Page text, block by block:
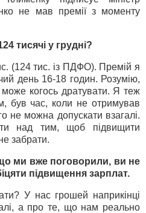
не мав премії з моменту
тисячі у грудні?
(124 тис. із ПДФО). Премій я
день 16-18 годин. Розумію,
когось дратувати. Я теж
був час, коли не отримував
не можна допускати взагалі.
над тим, щоб підвищити
забрати.
ми вже поговорили, ви не
підвищення зарплат.
У нас грошей наприкінці
а про те, що нам реально